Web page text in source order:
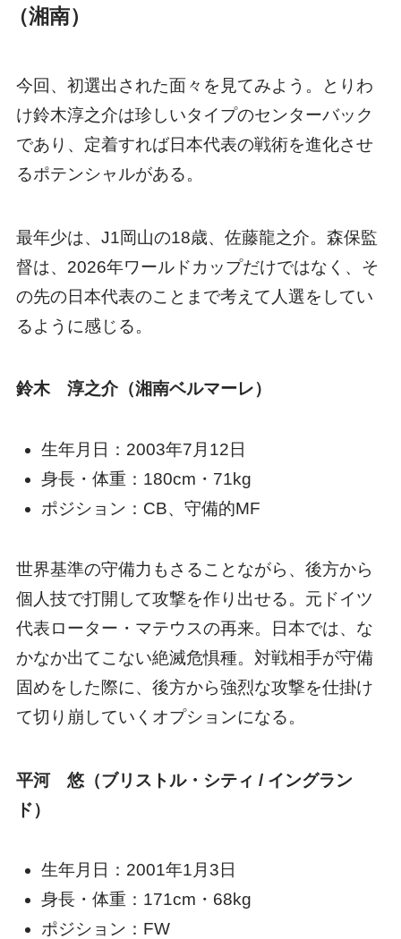
（湘南）
今回、初選出された面々を見てみよう。とりわ
け鈴木淳之介は珍しいタイプのセンターバック
であり、定着すれば日本代表の戦術を進化させ
るポテンシャルがある。
最年少は、J1岡山の18歳、佐藤龍之介。森保監
督は、2026年ワールドカップだけではなく、そ
の先の日本代表のことまで考えて人選をしてい
るように感じる。
鈴木 淳之介（湘南ベルマーレ）
生年月日：2003年7月12日
身長・体重：180cm・71kg
ポジション：CB、守備的MF
世界基準の守備力もさることながら、後方から
個人技で打開して攻撃を作り出せる。元ドイツ
代表ローター・マテウスの再来。日本では、な
かなか出てこない絶滅危惧種。対戦相手が守備
固めをした際に、後方から強烈な攻撃を仕掛け
て切り崩していくオプションになる。
平河 悠（ブリストル・シティ / イングラン
ド）
生年月日：2001年1月3日
身長・体重：171cm・68kg
ポジション：FW